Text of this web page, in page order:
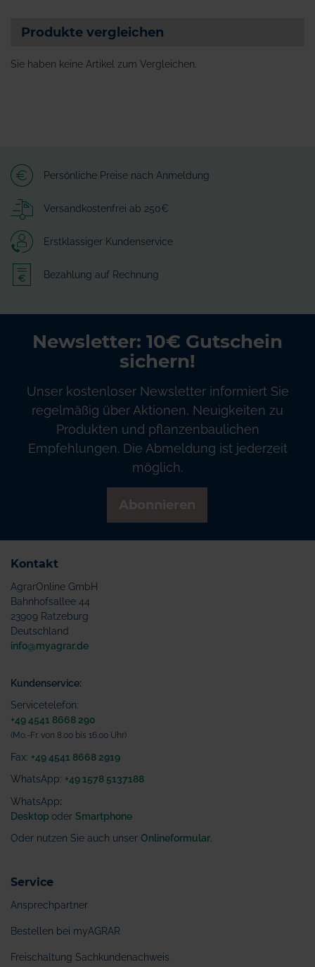
Produkte vergleichen
Sie haben keine Artikel zum Vergleichen.
Persönliche Preise nach Anmeldung
Versandkostenfrei ab 250€
Erstklassiger Kundenservice
Bezahlung auf Rechnung
Newsletter: 10€ Gutschein
sichern!
Unser kostenloser Newsletter informiert Sie
regelmäßig über Aktionen, Neuigkeiten zu
Produkten und pflanzenbaulichen
Empfehlungen. Die Abmeldung ist jederzeit
möglich.
Kontakt
AgrarOnline GmbH
Bahnhofsallee 44
23909 Ratzeburg
Deutschland
info@myagrar.de
Kundenservice:
Servicetelefon:
+49 4541 8668 290
(Mo.-Fr. von 8.00 bis 16.00 Uhr)
Fax: +49 4541 8668 2919
WhatsApp: +49 1578 5137188
WhatsApp:
Desktop oder Smartphone
Oder nutzen Sie auch unser Onlineformular
Service
Ansprechpartner
Bestellen bei myAGRAR
Freischaltung Sachkundenachweis